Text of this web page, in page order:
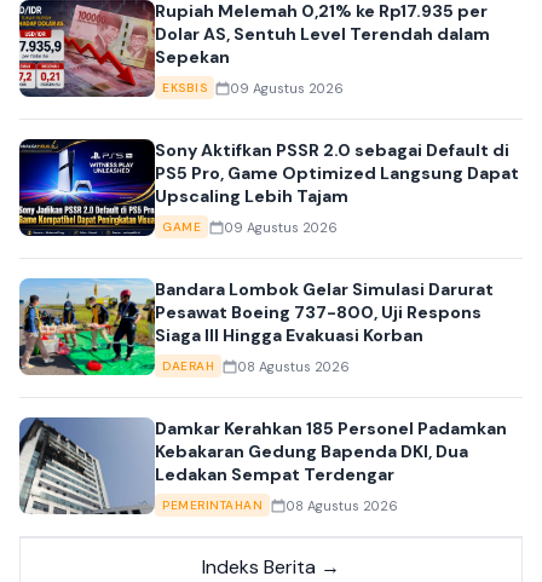
Rupiah Melemah 0,21% ke Rp17.935 per
Dolar AS, Sentuh Level Terendah dalam
Sepekan
EKSBIS 09 Agustus 2026
Sony Aktifkan PSSR 2.0 sebagai Default di
PS5 Pro, Game Optimized Langsung Dapat
Upscaling Lebih Tajam
GAME 09 Agustus 2026
Bandara Lombok Gelar Simulasi Darurat
Pesawat Boeing 737-800, Uji Respons
Siaga III Hingga Evakuasi Korban
DAERAH 08 Agustus 2026
Damkar Kerahkan 185 Personel Padamkan
Kebakaran Gedung Bapenda DKI, Dua
Ledakan Sempat Terdengar
PEMERINTAHAN 08 Agustus 2026
Indeks Berita →